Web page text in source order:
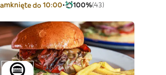
do 10:00 100%(43)